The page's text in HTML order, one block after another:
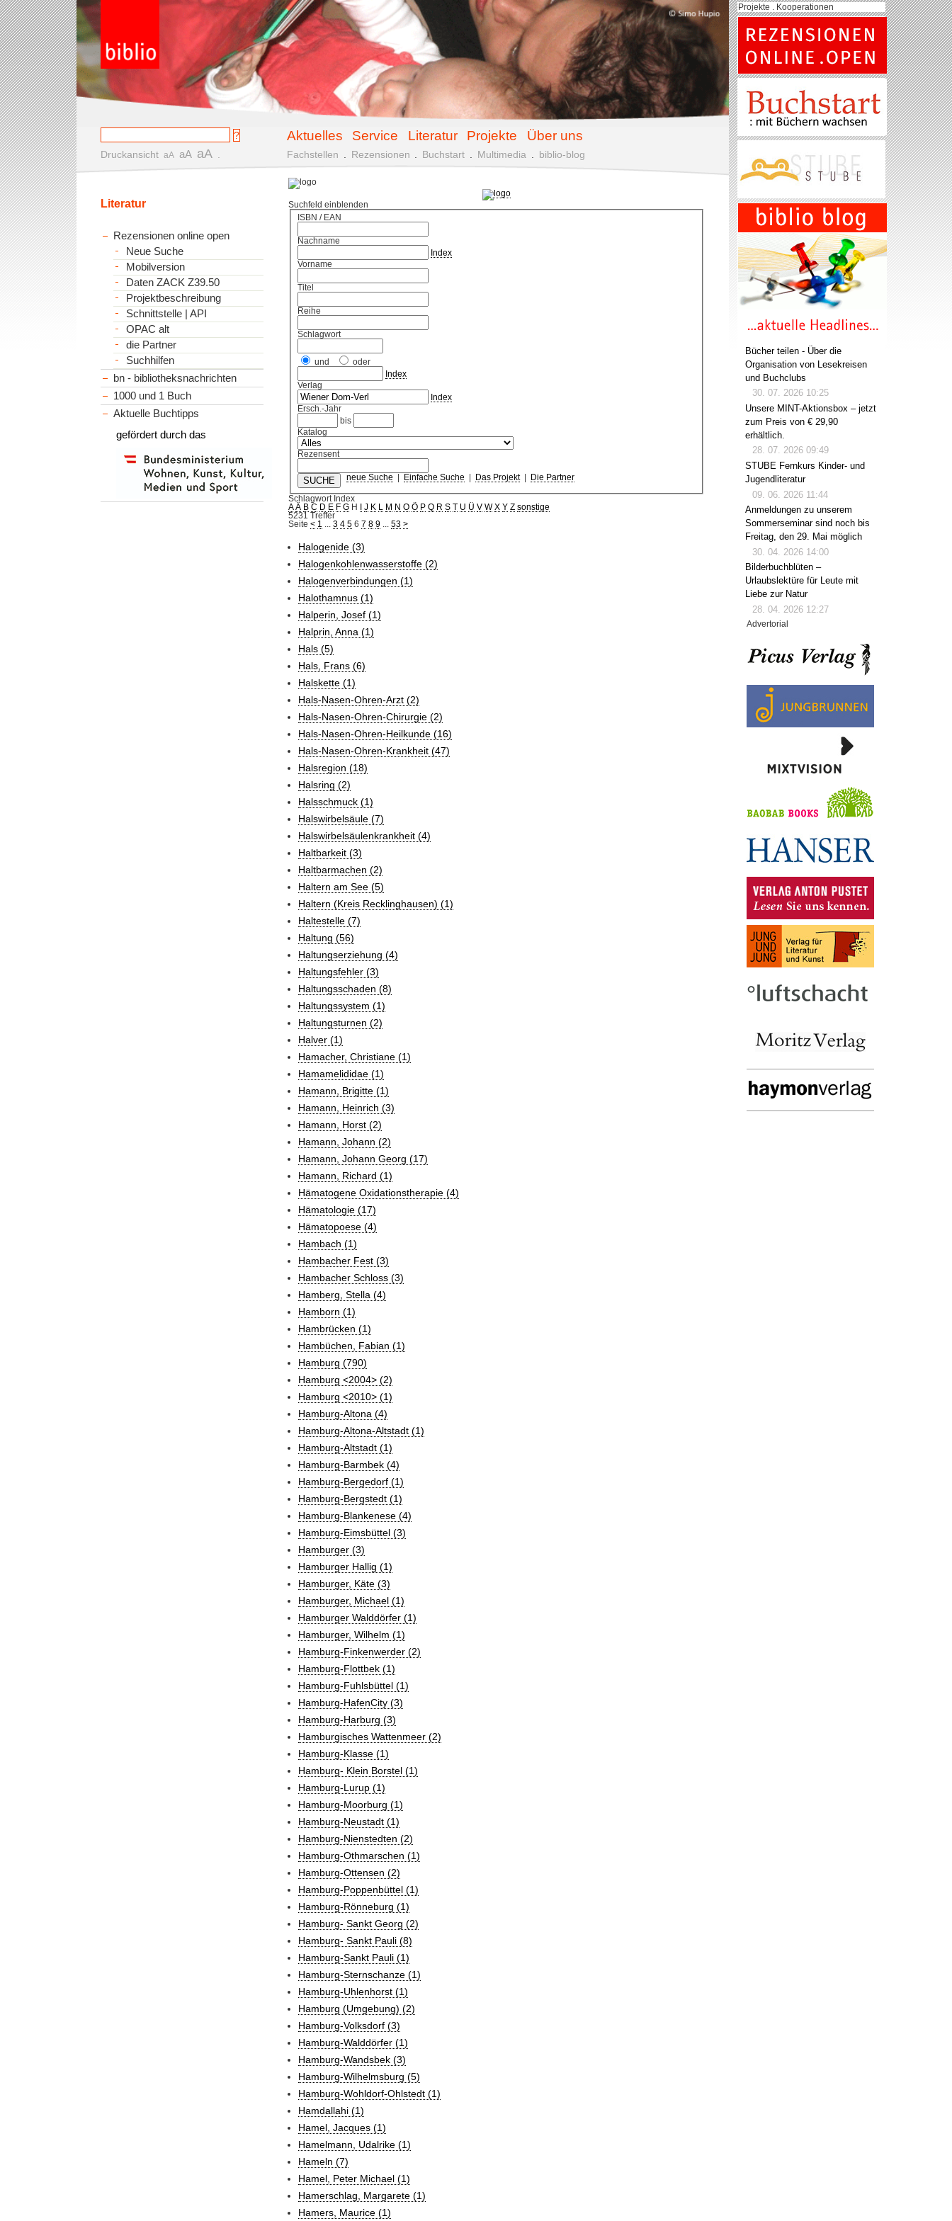
Aktuelles Service Literatur Projekte Über uns
Druckansicht aA aA aA Fachstellen Rezensionen Buchstart Multimedia biblio-blog
Suchfeld einblenden
ISBN / EAN
Nachname
Index
Vorname
Titel
Reihe
Schlagwort
und
oder
Index
Verlag
Index
Ersch.-Jahr
bis
Katalog
Rezensent
neue Suche Einfache Suche Das Projekt| Die Partner
Schlagwort Index
A Ä B C D E F G H J K M N O Ö P Q R S U Ü V W X Y Z sonstige
5231 Treffer
Seite< 1 ...3 4 5 6 7 8 9 ...53 >
Halogenide (3)
Halogenkohlenwasserstoffe (2)
Halogenverbindungen (1)
Halothamnus (1)
Halperin, Josef (1)
Halprin, Anna (1)
Hals (5)
Hals, Frans (6)
Halskette (1)
Hals-Nasen-Ohren-Arzt (2)
Hals-Nasen-Ohren-Chirurgie (2)
Hals-Nasen-Ohren-Heilkunde (16)
Hals-Nasen-Ohren-Krankheit (47)
Halsregion (18)
Halsring (2)
Halsschmuck (1)
Halswirbelsäule (7)
Halswirbelsäulenkrankheit (4)
Haltbarkeit (3)
Haltbarmachen (2)
Haltern am See (5)
Haltern (Kreis Recklinghausen) (1)
Haltestelle (7)
Haltung (56)
Haltungserziehung (4)
Haltungsfehler (3)
Haltungsschaden (8)
Haltungssystem (1)
Haltungsturnen (2)
Halver (1)
Hamacher, Christiane (1)
Hamamelididae (1)
Hamann, Brigitte (1)
Hamann, Heinrich (3)
Hamann, Horst (2)
Hamann, Johann (2)
Hamann, Johann Georg (17)
Hamann, Richard (1)
Hämatogene Oxidationstherapie (4)
Hämatologie (17)
Hämatopoese (4)
Hambach (1)
Hambacher Fest (3)
Hambacher Schloss (3)
Hamberg, Stella (4)
Hamborn (1)
Hambrücken (1)
Hambüchen, Fabian (1)
Hamburg (790)
Hamburg <2004> (2)
Hamburg <2010> (1)
Hamburg-Altona (4)
Hamburg-Altona-Altstadt (1)
Hamburg-Altstadt (1)
Hamburg-Barmbek (4)
Hamburg-Bergedorf (1)
Hamburg-Bergstedt (1)
Hamburg-Blankenese (4)
Hamburg-Eimsbüttel (3)
Hamburger (3)
Hamburger Hallig (1)
Hamburger, Käte (3)
Hamburger, Michael (1)
Hamburger Walddörfer (1)
Hamburger, Wilhelm (1)
Hamburg-Finkenwerder (2)
Hamburg-Flottbek (1)
Hamburg-Fuhlsbüttel (1)
Hamburg-HafenCity (3)
Hamburg-Harburg (3)
Hamburgisches Wattenmeer (2)
Hamburg-Klasse (1)
Hamburg- Klein Borstel (1)
Hamburg-Lurup (1)
Hamburg-Moorburg (1)
Hamburg-Neustadt (1)
Hamburg-Nienstedten (2)
Hamburg-Othmarschen (1)
Hamburg-Ottensen (2)
Hamburg-Poppenbüttel (1)
Hamburg-Rönneburg (1)
Hamburg- Sankt Georg (2)
Hamburg- Sankt Pauli (8)
Hamburg-Sankt Pauli (1)
Hamburg-Sternschanze (1)
Hamburg-Uhlenhorst (1)
Hamburg (Umgebung) (2)
Hamburg-Volksdorf (3)
Hamburg-Walddörfer (1)
Hamburg-Wandsbek (3)
Hamburg-Wilhelmsburg (5)
Hamburg-Wohldorf-Ohlstedt (1)
Hamdallahi (1)
Hamel, Jacques (1)
Hamelmann, Udalrike (1)
Hameln (7)
Hamel, Peter Michael (1)
Hamerschlag, Margarete (1)
Hamers, Maurice (1)
Literatur
Rezensionen online open
Neue Suche
Mobilversion
Daten ZACK Z39.50
Projektbeschreibung
Schnittstelle | API
OPAC alt
die Partner
Suchhilfen
bn - bibliotheksnachrichten
1000 und 1 Buch
Aktuelle Buchtipps
gefördert durch das
Projekte . Kooperationen
Bücher teilen - Über die
Organisation von Lesekreisen
und Buchclubs
30. 07. 2026 10:25
Unsere MINT-Aktionsbox – jetzt
zum Preis von € 29,90
erhältlich.
28. 07. 2026 09:49
STUBE Fernkurs Kinder- und
Jugendliteratur
09. 06. 2026 11:44
Anmeldungen zu unserem
Sommerseminar sind noch bis
Freitag, den 29. Mai möglich
30. 04. 2026 14:00
Bilderbuchblüten –
Urlaubslektüre für Leute mit
Liebe zur Natur
28. 04. 2026 12:27
Advertorial